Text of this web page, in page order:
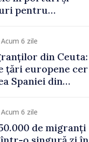
pentru
din Ceuta
6 zile
din Ceuta:
țări europene cer
Spaniei din
6 zile
de migranți